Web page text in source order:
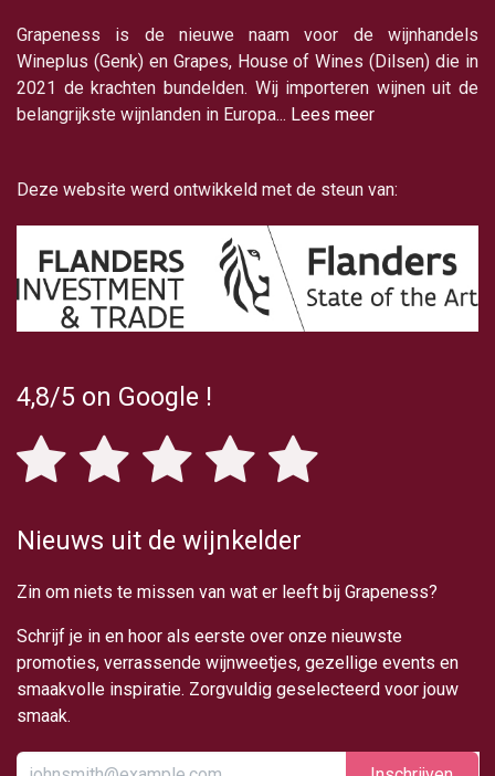
Grapeness is de nieuwe naam voor de wijnhandels
Wineplus (Genk) en Grapes, House of Wines (Dilsen) die in
2021 de krachten bundelden. Wij importeren wijnen uit de
belangrijkste wijnlanden in Europa... Lees meer
Deze website werd ontwikkeld met de steun van:
4,8/5 on Google !
Nieuws uit de wijnkelder
Zin om niets te missen van wat er leeft bij Grapeness?
Schrijf je in en hoor als eerste over onze nieuwste
promoties, verrassende wijnweetjes, gezellige events en
smaakvolle inspiratie. Zorgvuldig geselecteerd voor jouw
smaak.